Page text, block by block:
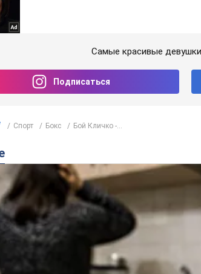
Самые красивые
Подписаться
Спорт Бокс Бой Кличко -...